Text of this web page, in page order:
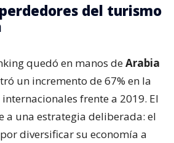
del turismo
quedó en manos deArabia
un incremento de 67% en la
frente a 2019. El
a una estrategia deliberada: el
diversificar su economía a